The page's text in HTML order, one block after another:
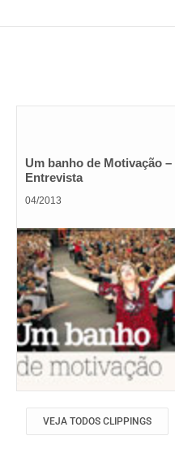
Um banho de Motivação –
Entrevista
04/2013
VEJA TODOS CLIPPINGS